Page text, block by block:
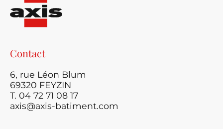
Contact
6, rue Léon Blum
69320 FEYZIN
T. 04 72 71 08 17
axis@axis-batiment.com